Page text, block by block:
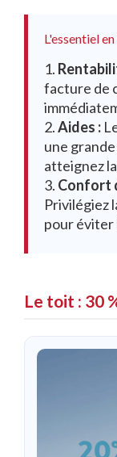
L'essentiel
1.
facture de
2.Aides :
une
atteignez
3. Confort
Privilégiez
pour éviter
Le toit : 30